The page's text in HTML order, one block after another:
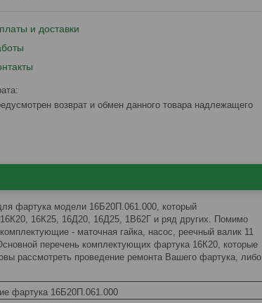
и доставки
фартука модели 16Б20П.061.000, который
16К20, 16К25, 16Д20, 16Д25, 1В62Г и ряд других. Помимо
- маточная гайка, насос, реечный валик 11
перечень комплектующих фартука 16К20, которые
рассмотреть проведение ремонта Вашего фартука, либо
фартука 16Б20П.061.000